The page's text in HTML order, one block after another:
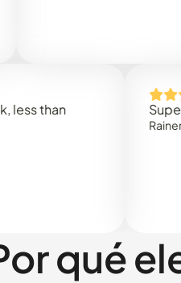
Super
qué